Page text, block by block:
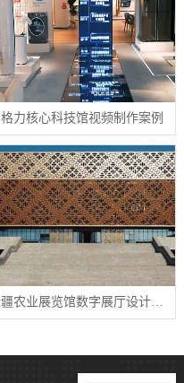
格力核心科技馆视频制作案例